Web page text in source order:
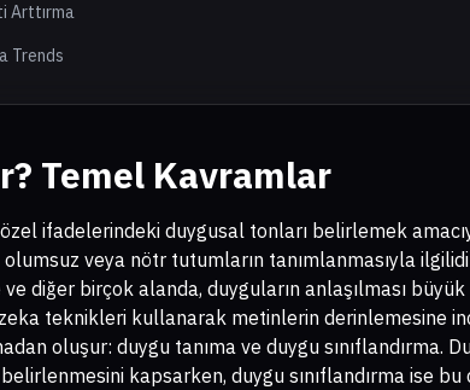
Arttırma
Trends
Temel Kavramlar
ifadelerindeki duygusal tonları belirlemek
veya nötr tutumların tanımlanmasıyla
diğer birçok alanda, duyguların anlaşılması büyük
teknikleri kullanarak metinlerin derinlemesine
oluşur: duygu tanıma ve duygu sınıflandırma.
kapsarken, duygu sınıflandırma ise bu